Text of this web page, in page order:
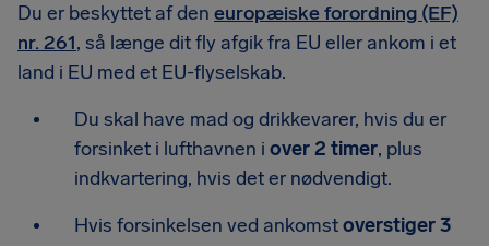
Du er beskyttet af den europæiske forordning (EF)
nr. 261, så længe dit fly afgik fra EU eller ankom i et
land i EU med et EU-flyselskab.
Du skal have mad og drikkevarer, hvis du er
forsinket i lufthavnen i over 2 timer, plus
indkvartering, hvis det er nødvendigt.
Hvis forsinkelsen ved ankomstoverstiger 3